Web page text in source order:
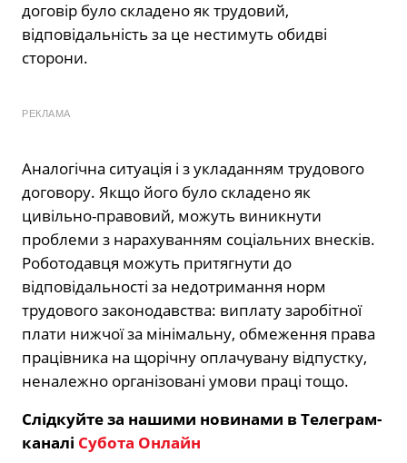
договір було складено як трудовий,
відповідальність за це нестимуть обидві
сторони.
РЕКЛАМА
Аналогічна ситуація і з укладанням трудового
договору. Якщо його було складено як
цивільно-правовий, можуть виникнути
проблеми з нарахуванням соціальних внесків.
Роботодавця можуть притягнути до
відповідальності за недотримання норм
трудового законодавства: виплату заробітної
плати нижчої за мінімальну, обмеження права
працівника на щорічну оплачувану відпустку,
неналежно організовані умови праці тощо.
Слідкуйте за нашими новинами в Телеграм-
каналі Субота Онлайн